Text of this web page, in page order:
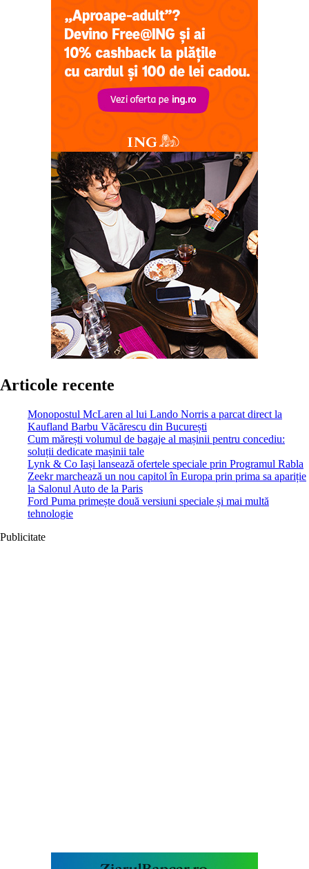
Articole recente
Monopostul McLaren al lui Lando Norris a parcat direct la
Kaufland Barbu Văcărescu din București
Cum mărești volumul de bagaje al mașinii pentru concediu:
soluții dedicate mașinii tale
Lynk & Co Iași lansează ofertele speciale prin Programul Rabla
Zeekr marchează un nou capitol în Europa prin prima sa apariție
la Salonul Auto de la Paris
Ford Puma primește două versiuni speciale și mai multă
tehnologie
Publicitate